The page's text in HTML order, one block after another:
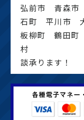
弘前市 青森
石町 平川市
板柳町 鶴田町
村 その
談承ります！